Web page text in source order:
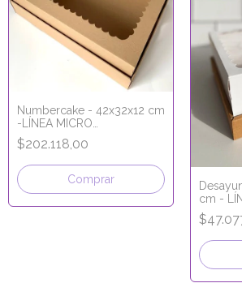
Numbercake - 42x32x12 cm
-LÍNEA MICRO
CORRUGADO
$202.118,00
Comprar
cm -